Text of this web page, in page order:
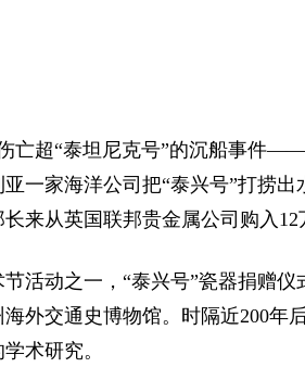
亡超“泰坦尼克号”的沉船事件
一家海洋公司把“泰兴号”打捞
来从英国联邦贵金属公司购入12
活动之一，“泰兴号”瓷器捐赠
外交通史博物馆。时隔近200
术研究。